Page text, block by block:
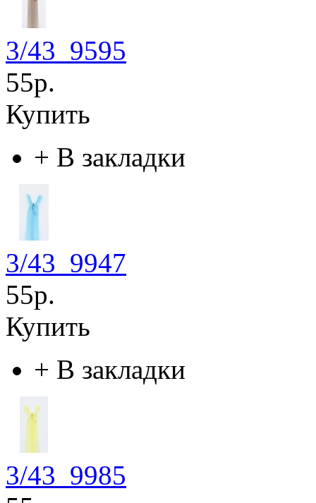
3/43_9595
55р.
Купить
+ В закладки
3/43_9947
55р.
Купить
+ В закладки
3/43_9985